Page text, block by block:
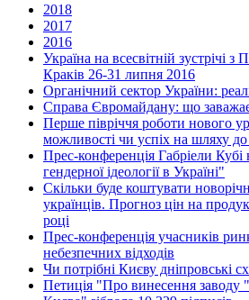
2018
2017
2016
Україна на всесвітній зустрічі
Краків 26-31 липня 2016
Органічний сектор України:
Справа Євромайдану: що
Перше півріччя роботи нового
можливості чи успіх на шляху
Прес-конференція Габріели
гендерної ідеології в Україні"
Скільки буде коштувати
українців. Прогноз цін на
році
Прес-конференція учасників
небезпечних відходів
Чи потрібні Києву дніпровські
Петиція "Про винесення заводу